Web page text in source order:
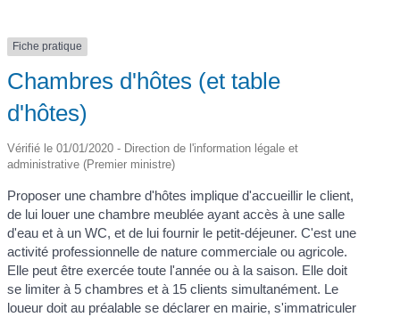
Fiche pratique
Chambres d'hôtes (et table
d'hôtes)
Vérifié le 01/01/2020 - Direction de l'information légale et
administrative (Premier ministre)
Proposer une chambre d'hôtes implique d'accueillir le client,
de lui louer une chambre meublée ayant accès à une salle
d'eau et à un WC, et de lui fournir le petit-déjeuner. C'est une
activité professionnelle de nature commerciale ou agricole.
Elle peut être exercée toute l'année ou à la saison. Elle doit
se limiter à 5 chambres et à 15 clients simultanément. Le
loueur doit au préalable se déclarer en mairie, s'immatriculer